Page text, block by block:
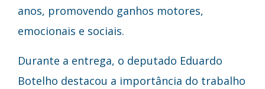
anos, promovendo ganhos motores,
emocionais e sociais.
Durante a entrega, o deputado Eduardo
Botelho destacou a importância do trabalho